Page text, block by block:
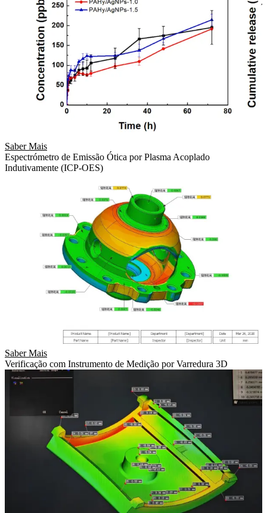
Saber Mais
Espectrómetro de Emissão Ótica por Plasma Acoplado
Indutivamente (ICP-OES)
Saber Mais
Verificação com Instrumento de Medição por Varredura 3D